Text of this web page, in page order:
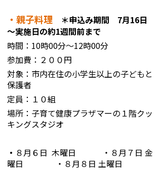
・親子料理 ＊申込み期間
7月16日
～実施日の約1週間前まで
時間：10時00分～12時00分
参加費：２００円
対象：市内在住の小学生以上の子どもと
保護者
定員：１０組
場所：子育て健康プラザマーの１階クッ
キングスタジオ
・ ８月６日 木曜日 ・８月７日 金
曜日 ・８月８日 土曜日